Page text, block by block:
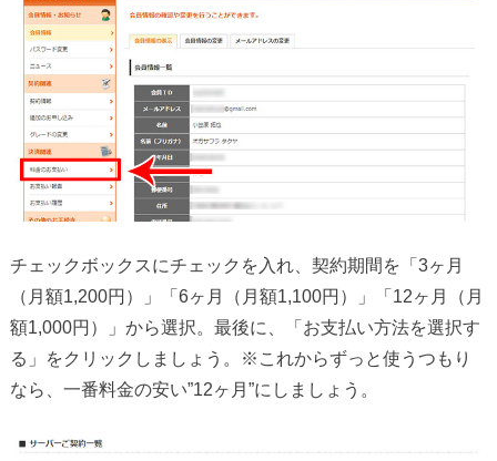
チェックボックスにチェックを入れ、契約期間を「3ヶ月
（月額1,200円）」「6ヶ月（月額1,100円）」「12ヶ月（月
額1,000円）」から選択。最後に、「お支払い方法を選択す
る」をクリックしましょう。※これからずっと使うつもり
なら、一番料金の安い”12ヶ月”にしましょう。